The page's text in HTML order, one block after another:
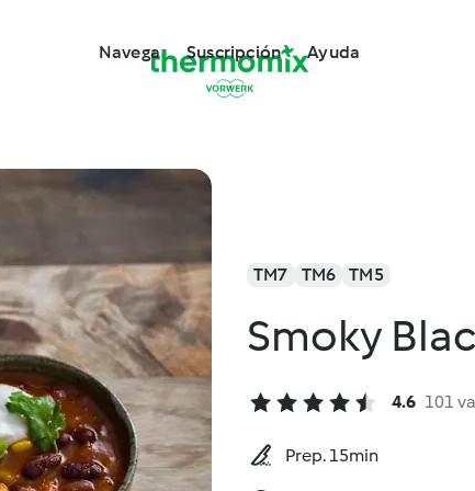
Navega Suscripción Ayuda
TM7 TM6 TM5
Smoky
4.6 101
Prep. 15min